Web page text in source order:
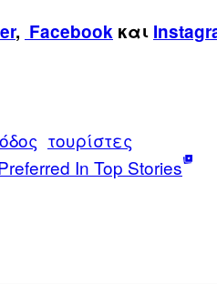
, Facebook και
τουρίστες
In Top Stories